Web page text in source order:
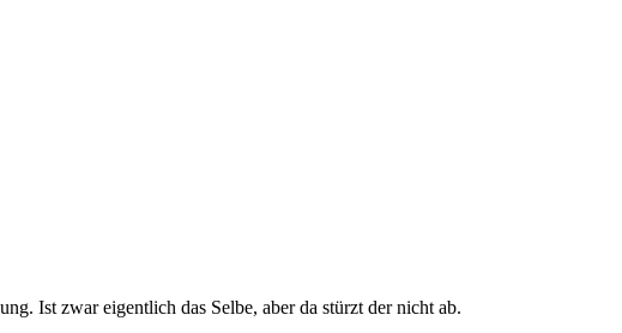
Ist zwar eigentlich das Selbe, aber da stürzt der nicht ab.